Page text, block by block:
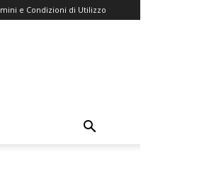
e Condizioni di Utilizzo